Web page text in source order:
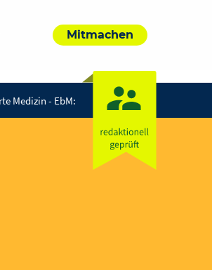
Mitmachen
Medizin - EbM: